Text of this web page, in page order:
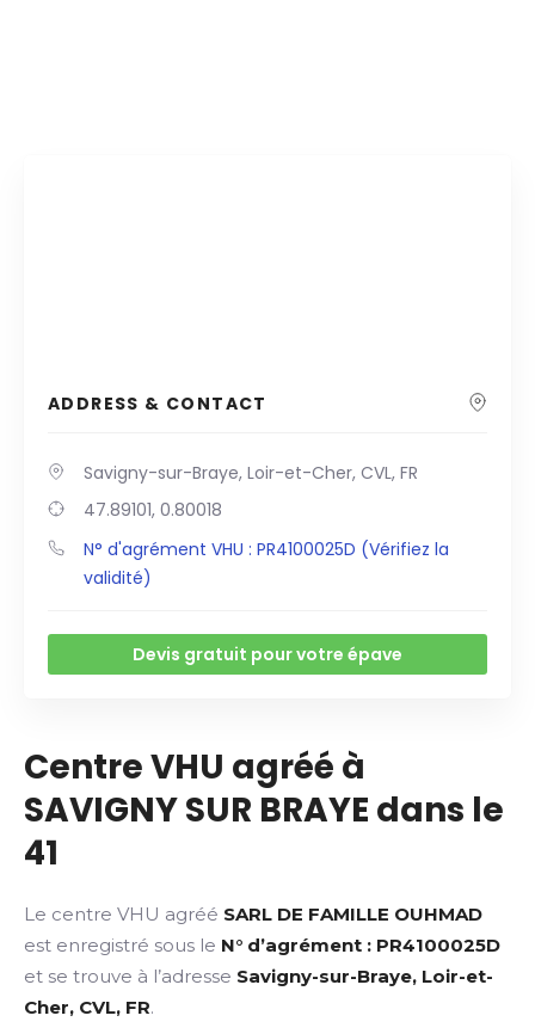
ADDRESS & CONTACT
Savigny-sur-Braye, Loir-et-Cher, CVL, FR
47.89101, 0.80018
N° d'agrément VHU : PR4100025D (Vérifiez la
validité)
Devis gratuit pour votre épave
Centre VHU agréé à
SAVIGNY SUR BRAYE dans le
41
Le centre VHU agréé SARL DE FAMILLE OUHMAD
est enregistré sous le N° d’agrément : PR4100025D
et se trouve à l’adresse Savigny-sur-Braye, Loir-et-
Cher, CVL, FR.